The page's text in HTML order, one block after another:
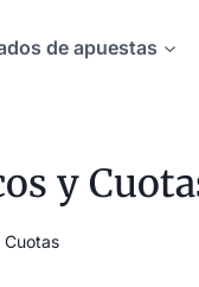
de apuestas
y